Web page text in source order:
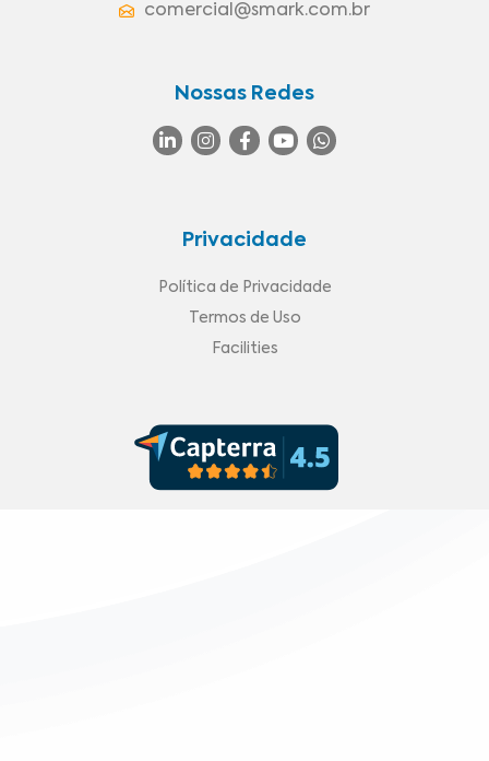
comercial@smark.com.br
Nossas Redes
Privacidade
Política de Privacidade
Termos de Uso
Facilities